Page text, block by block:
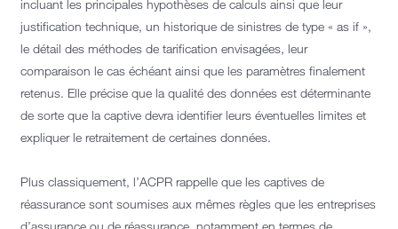
incluant les principales hypothèses de calculs ainsi que leur
justification technique, un historique de sinistres de type « as if »,
le détail des méthodes de tarification envisagées, leur
comparaison le cas échéant ainsi que les paramètres finalement
retenus. Elle précise que la qualité des données est déterminante
de sorte que la captive devra identifier leurs éventuelles limites et
expliquer le retraitement de certaines données.
Plus classiquement, l’ACPR rappelle que les captives de
réassurance sont soumises aux mêmes règles que les entreprises
d’assurance ou de réassurance, notamment en termes de